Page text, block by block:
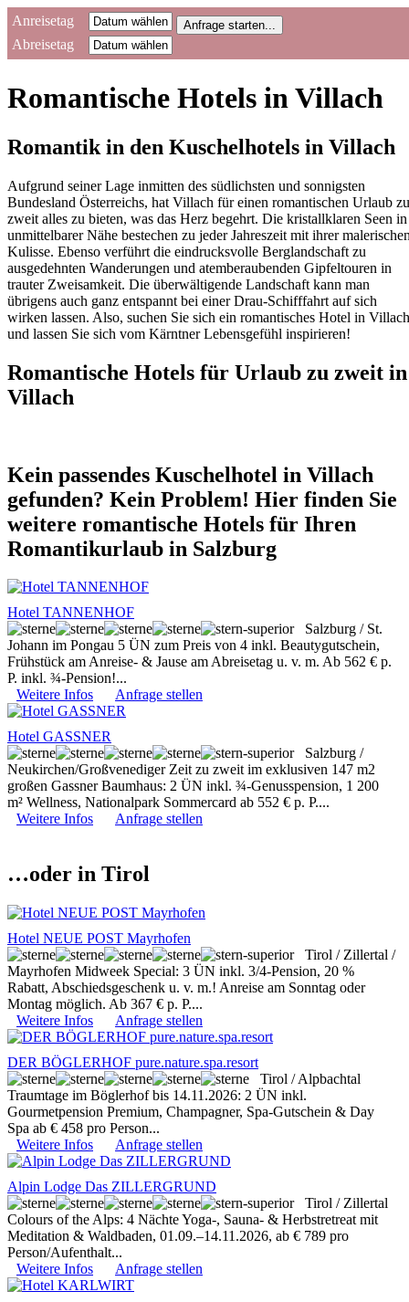
Anreisetag
Abreisetag
Romantische Hotels in Villach
Romantik in den Kuschelhotels in Villach
Aufgrund seiner Lage inmitten des südlichsten und sonnigsten
Bundesland Österreichs, hat Villach für einen romantischen Urlaub zu
zweit alles zu bieten, was das Herz begehrt. Die kristallklaren Seen in
unmittelbarer Nähe bestechen zu jeder Jahreszeit mit ihrer
Kulisse. Ebenso verführt die eindrucksvolle Berglandschaft zu
ausgedehnten Wanderungen und atemberaubenden Gipfeltouren in
trauter Zweisamkeit. Die überwältigende Landschaft kann man
übrigens auch ganz entspannt bei einer Drau-Schifffahrt auf sich
wirken lassen. Also, suchen Sie sich ein romantisches Hotel in Villach
und lassen Sie sich vom Kärntner Lebensgefühl inspirieren!
Romantische Hotels für Urlaub zu zweit in
Villach
Kein passendes Kuschelhotel in Villach
gefunden? Kein Problem! Hier finden Sie
weitere romantische Hotels für Ihren
Romantikurlaub in Salzburg
Hotel TANNENHOF
Salzburg / St.
Johann im Pongau 5 ÜN zum Preis von 4 inkl. Beautygutschein,
Frühstück am Anreise- & Jause am Abreisetag u. v. m. Ab 562 € p.
P. inkl. ¾-Pension!...
Weitere Infos
Anfrage stellen
Hotel GASSNER
Salzburg /
Neukirchen/GroßvenedigerZeit zu zweit im exklusiven 147 m2
großen Gassner Baumhaus: 2 ÜN inkl. ¾-Genusspension, 1 200
m² Wellness, Nationalpark Sommercard ab 552 € p. P....
Weitere Infos
Anfrage stellen
…oder in Tirol
Hotel NEUE POST Mayrhofen
Tirol / Zillertal /
Mayrhofen Midweek Special: 3 ÜN inkl. 3/4-Pension, 20 %
Rabatt, Abschiedsgeschenk u. v. m.! Anreise am Sonntag oder
Montag möglich. Ab 367 € p. P....
Weitere Infos
Anfrage stellen
DER BÖGLERHOF pure.nature.spa.resort
Tirol / Alpbachtal
Traumtage im Böglerhof bis 14.11.2026: 2 ÜN inkl.
Gourmetpension Premium, Champagner, Spa-Gutschein & Day
Spa ab € 458 pro Person...
Weitere Infos
Anfrage stellen
Alpin Lodge Das ZILLERGRUND
Tirol / Zillertal
Colours of the Alps: 4 Nächte Yoga-, Sauna- & Herbstretreat mit
Meditation & Waldbaden, 01.09.–14.11.2026, ab € 789 pro
Person/Aufenthalt...
Weitere Infos
Anfrage stellen